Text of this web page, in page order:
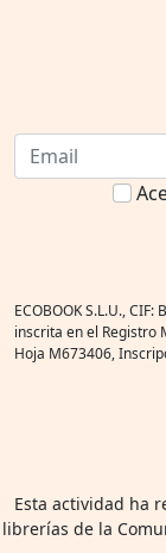
ECOBOOK S.L.U., CIF:
inscrita en el Registro
Hoja M673406,
Esta actividad ha
librerías de la